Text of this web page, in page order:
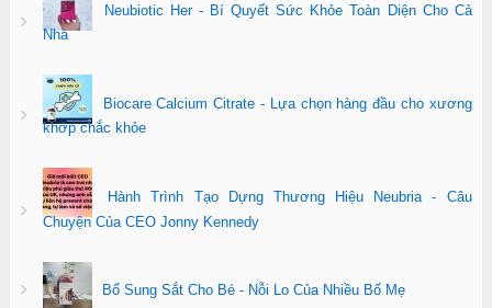
Neubiotic Her - Bí Quyết Sức Khỏe Toàn Diện Cho Cả
Nhà
Biocare Calcium Citrate - Lựa chọn hàng đầu cho xương
khớp chắc khỏe
Hành Trình Tạo Dựng Thương Hiệu Neubria - Câu
Chuyện Của CEO Jonny Kennedy
Bổ Sung Sắt Cho Bé - Nỗi Lo Của Nhiều Bố Mẹ